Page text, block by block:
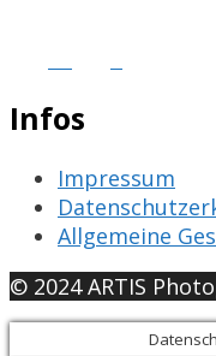
Infos
Impressum
Allgemeine
© 2024 ARTIS